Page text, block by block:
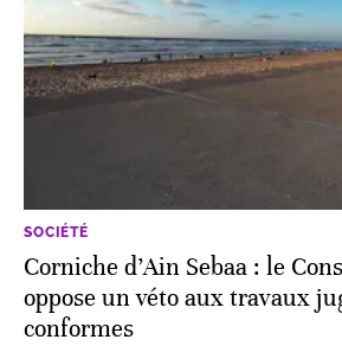
SOCIÉTÉ
Corniche d’Ain Sebaa : le
oppose un véto aux travaux
conformes